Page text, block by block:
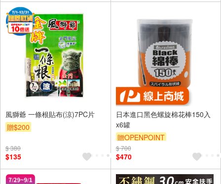
風獅爺 一條根貼布(涼)7PC片
贈$200
$ 380
$135
日本進口黑色螺旋棉花棒150入
x6罐
贈OPENPOINT
$ 700
$470